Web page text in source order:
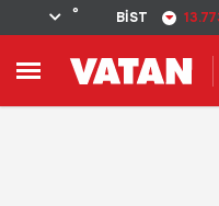
° BİST